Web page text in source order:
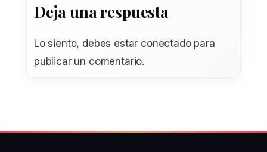
Deja una respuesta
Lo siento, debes estar conectadopara
publicar un comentario.